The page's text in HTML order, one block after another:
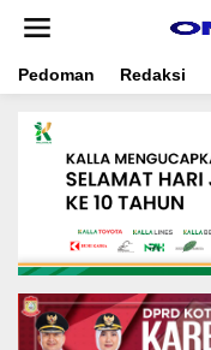
t
Pedoman Redaksi